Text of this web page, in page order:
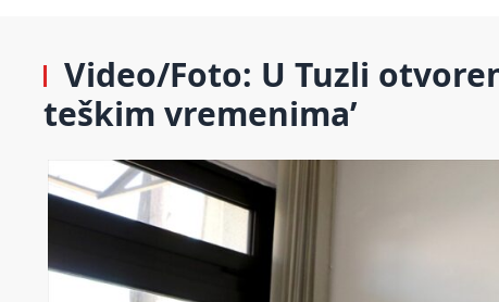
Video/Foto: U Tuzli
teškim vremenima’